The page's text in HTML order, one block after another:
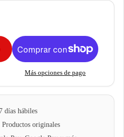
Más opciones de pago